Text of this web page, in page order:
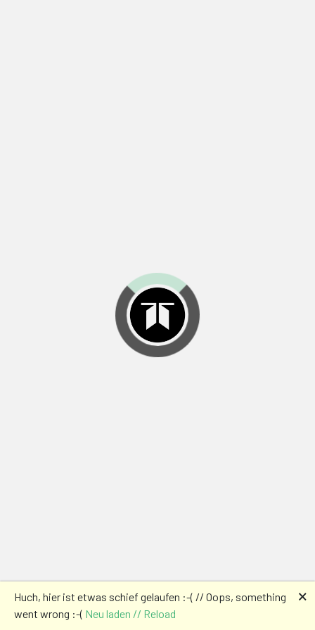
Huch, hier ist etwas schief gelaufen :-( // Oops, something
went wrong :-( Neu laden // Reload
🗙